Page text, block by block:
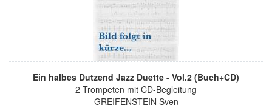
Ein halbes Dutzend Jazz Duette - Vol.2 (Buch+CD)
2 Trompeten mit CD-Begleitung
GREIFENSTEIN Sven